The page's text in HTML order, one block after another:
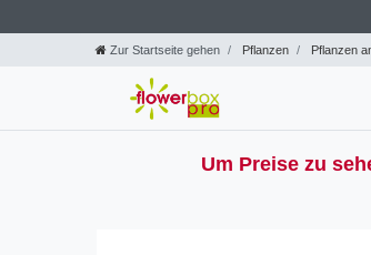
Zur Startseite gehen Pflanzen Pflanzen
Um Preise zu